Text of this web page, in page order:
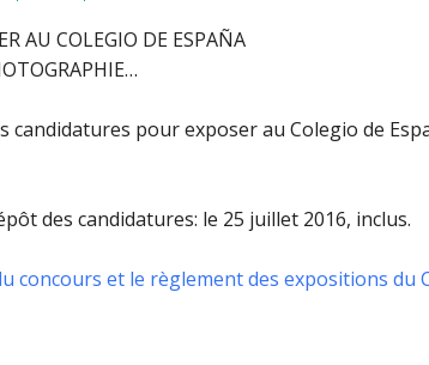
AU COLEGIO DE ESPAÑA
candidatures pour exposer au Colegio de
des candidatures: le 25 juillet 2016, inclus.
concours et le règlement des expositions du